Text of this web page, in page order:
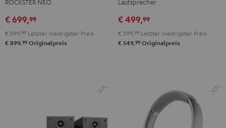
ROCKSTER NEO.
€ 699,99
€ 599, 99 Letzter niedrigster Preis
€ 899,99 Originalpreis
Night
Black
Pure
White
Lautsprecher
€ 499,99
€ 399, 99 Letzter niedrigster Preis
€ 549,99 Originalpreis